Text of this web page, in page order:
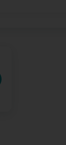
Google) Aer